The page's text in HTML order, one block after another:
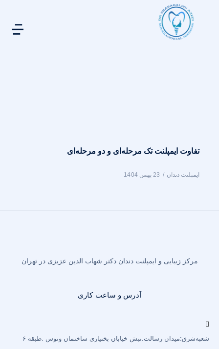
تفاوت ایمپلنت تک ‌مرحله‌ای و دو ‌مرحله‌ای
ایمپلنت دندان 23 بهمن 1404
مرکز زیبایی و ایمپلنت دندان دکتر شهاب الدین عزیزی در تهران
آدرس و ساعت کاری
شعبه‌شرق:میدان رسالت.نبش خیابان بختیاری‌ ساختمان ونوس .طبقه ۶